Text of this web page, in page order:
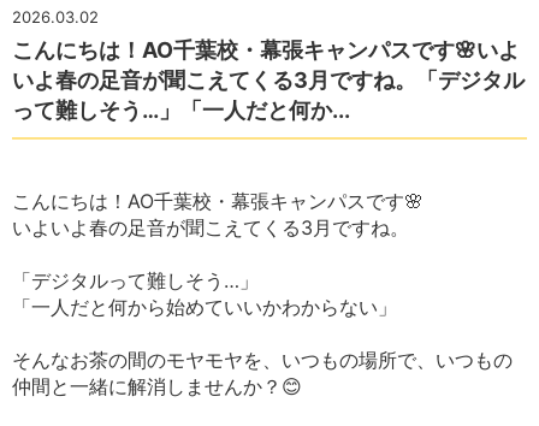
2026.03.02
こんにちは！AO千葉校・幕張キャンパスです🌸いよ
いよ春の足音が聞こえてくる3月ですね。「デジタル
って難しそう…」「一人だと何か...
こんにちは！AO千葉校・幕張キャンパスです🌸
いよいよ春の足音が聞こえてくる3月ですね。
「デジタルって難しそう…」
「一人だと何から始めていいかわからない」
そんなお茶の間のモヤモヤを、いつもの場所で、いつもの
仲間と一緒に解消しませんか？😊